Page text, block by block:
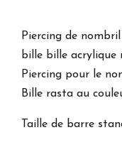
Piercing de
bille bille acrylique
Piercing pour le
Bille rasta au
Taille de barre